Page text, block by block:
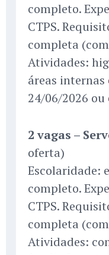
completo.
CTPS.
completa
Atividades:
áreas internas
24/06/2026
2 vagas –
oferta)
Escolaridade:
completo.
CTPS.
completa
Atividades: